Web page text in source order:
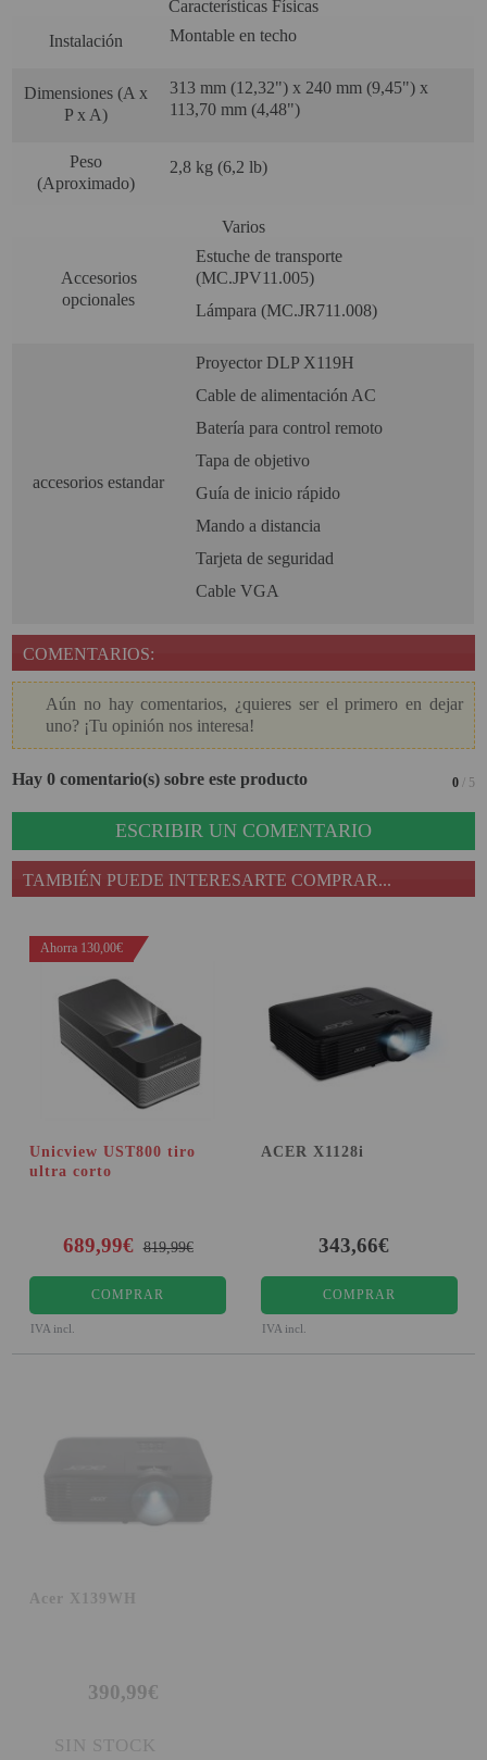
Características Físicas
Instalación
Montable en techo
Dimensiones (A x
P x A)
313 mm (12,32") x 240 mm (9,45") x
113,70 mm (4,48")
Peso
(Aproximado)
2,8 kg (6,2 lb)
Varios
Accesorios
opcionales
Estuche de transporte
(MC.JPV11.005)
Lámpara (MC.JR711.008)
accesorios estandar
Proyector DLP X119H
Cable de alimentación AC
Batería para control remoto
Tapa de objetivo
Guía de inicio rápido
Mando a distancia
Tarjeta de seguridad
Cable VGA
COMENTARIOS:
Aún no hay comentarios, ¿quieres ser el primero en dejar
uno? ¡Tu opinión nos interesa!
Hay 0 comentario(s) sobre este producto 0/ 5
ESCRIBIR UN COMENTARIO
TAMBIÉN PUEDE INTERESARTE COMPRAR...
Ahorra 130,00€
Unicview UST800 tiro
ultra corto
689,99€ 819,99€
COMPRAR
IVA incl.
ACER X1128i
343,66€
COMPRAR
IVA incl.
Acer X139WH
390,99€
SIN STOCK